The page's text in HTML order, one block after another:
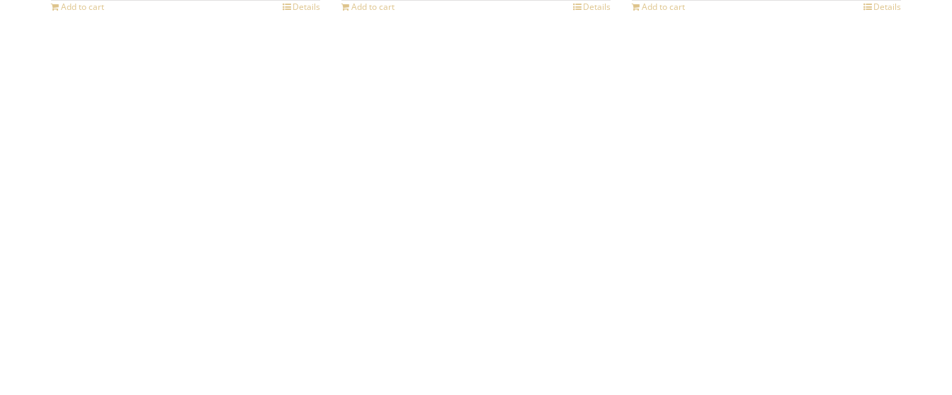
Add to cart Details Add to cart Details Add to cart Details